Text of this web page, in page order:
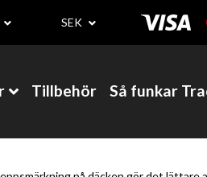
SEK
Tillbehör Så funkar